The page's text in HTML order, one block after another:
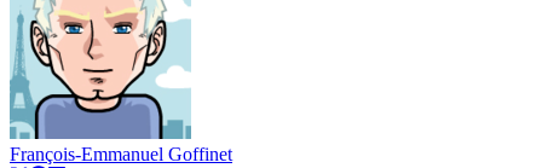
François-Emmanuel Goffinet